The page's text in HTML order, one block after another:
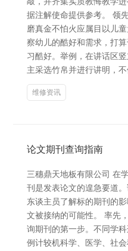
据注解使命提供参考。 领
磨真金不怕火应属目以儿
察幼儿的酷好和需求，打
习酷好。举例，在讲话区
主采选竹帛并进行讲明，
维修资讯
论文期刊查询指南
三穗鼎天地板有限公司 在
刊是发表论文的遑急要道
东谈主员了解标的期刊的
文被接纳的可能性。 率先
询期刊的第一步。不同学
例计较机科学、医学、社